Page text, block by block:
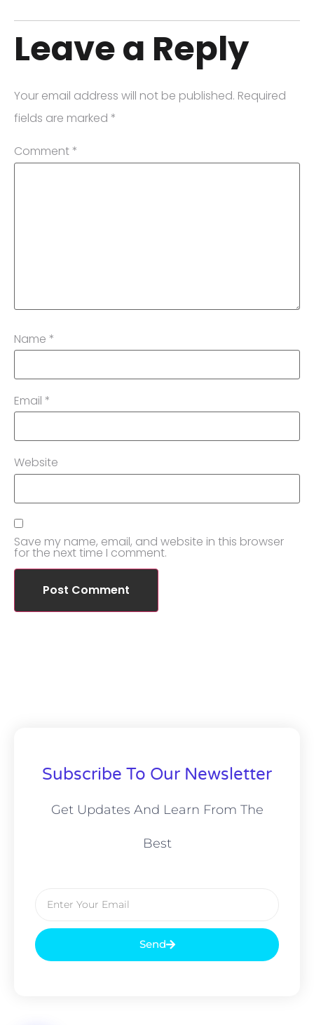
Leave a Reply
Your email address will not be published. Required
fields are marked *
Comment *
Name *
Email *
Website
Save my name, email, and website in this browser
for the next time I comment.
Subscribe To Our Newsletter
Get Updates And Learn From The
Best
Send